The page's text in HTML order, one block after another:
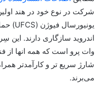
شرکت در نوع خود در هند
شارژ سریع تر و کارآمدتر
می‌برند.